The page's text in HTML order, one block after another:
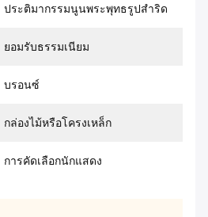
ประติมากรรมนูนพระพุทธรูปสำริด
ยอมรับธรรมเนียม
บรอนซ์
กล่องไม้หรือโครงเหล็ก
การคัดเลือกนักแสดง